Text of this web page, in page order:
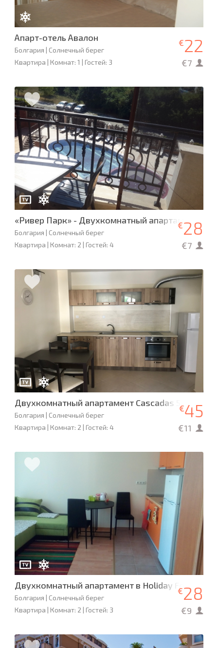
Апарт-отель Авалон
Болгария | Солнечный берег
Квартира | Комнат: 1 | Гостей: 3
€22
€7
«Ривер Парк» - Двухкомнатный апартамент
Болгария | Солнечный берег
Квартира | Комнат: 2 | Гостей: 4
€28
€7
Двухкомнатный апартамент Cascadas 5
Болгария | Солнечный берег
Квартира | Комнат: 2 | Гостей: 4
€45
€11
Двухкомнатный апартамент в Holiday Fort Golf
Болгария | Солнечный берег
Квартира | Комнат: 2 | Гостей: 3
€28
€9